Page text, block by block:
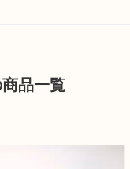
品一覧